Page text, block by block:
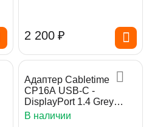
2 200 ₽
Адаптер Cabletime
CP16A USB-C -
DisplayPort 1.4 Grey
(CP16A)
В наличии